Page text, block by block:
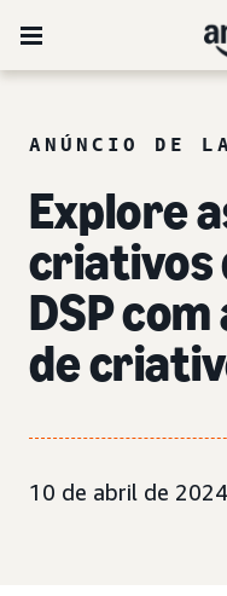
ANÚNCIO DE
Explore
criativos
DSP
de
10 de abril de 2024